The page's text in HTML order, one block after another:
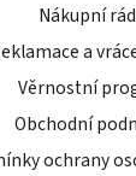
Nákupní
a
Věrnostní
Obchodní
ochrany